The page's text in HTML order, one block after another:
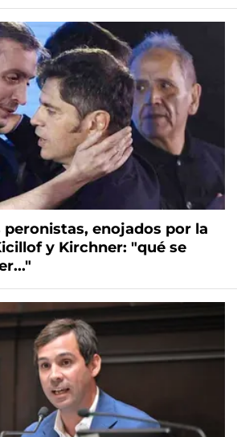
peronistas, enojados por la
y Kirchner: "qué se